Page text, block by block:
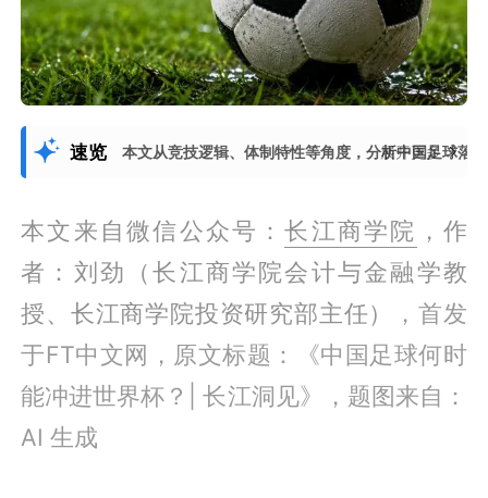
速览 本文从竞技逻辑、体制特性等角度，分析中国足球落
展开更多
本文来自微信公众号：长江商学院 ，作
者：刘劲（长江商学院会计与金融学教
授、长江商学院投资研究部主任）
，首发
于FT中文网， 原文标题：《中国足球何时
能冲进世界杯？| 长江洞见》，题图来自：
AI 生成